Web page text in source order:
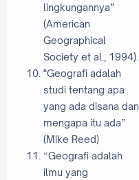
lingkungannya”
(American
Geographical
Society et al., 1994).
"Geografi adalah
studi tentang apa
yang ada disana dan
mengapa itu ada”
(Mike Reed)
“Geografi adalah
ilmu yang